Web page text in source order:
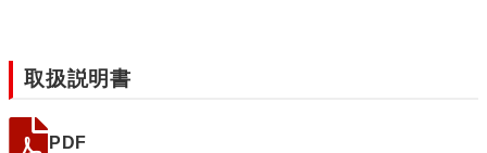
取扱説明書
PDF